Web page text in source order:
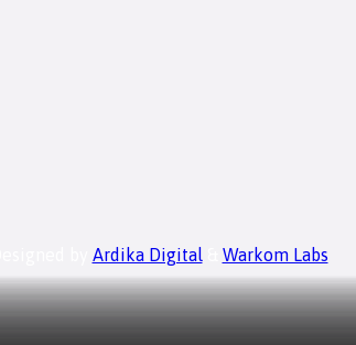
Ardika Digital& Warkom Labs